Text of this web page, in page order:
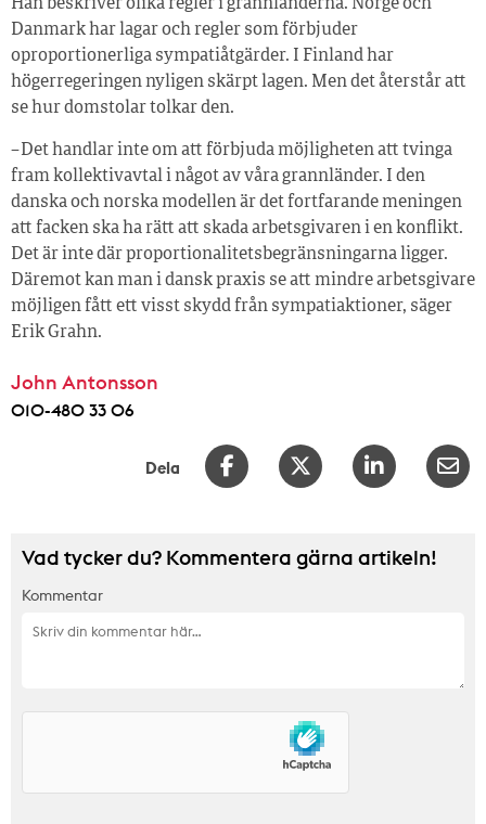
Han beskriver olika regler i grannländerna. Norge och
Danmark har lagar och regler som förbjuder
oproportionerliga sympatiåtgärder. I Finland har
högerregeringen nyligen skärpt lagen. Men det återstår att
se hur domstolar tolkar den.
– Det handlar inte om att förbjuda möjligheten att tvinga
fram kollektivavtal i något av våra grannländer. I den
danska och norska modellen är det fortfarande meningen
att facken ska ha rätt att skada arbetsgivaren i en konflikt.
Det är inte där proportionalitetsbegränsningarna ligger.
Däremot kan man i dansk praxis se att mindre arbetsgivare
möjligen fått ett visst skydd från sympatiaktioner, säger
Erik Grahn.
John Antonsson
010-480 33 06
Dela
Vad tycker du? Kommentera gärna artikeln!
Kommentar